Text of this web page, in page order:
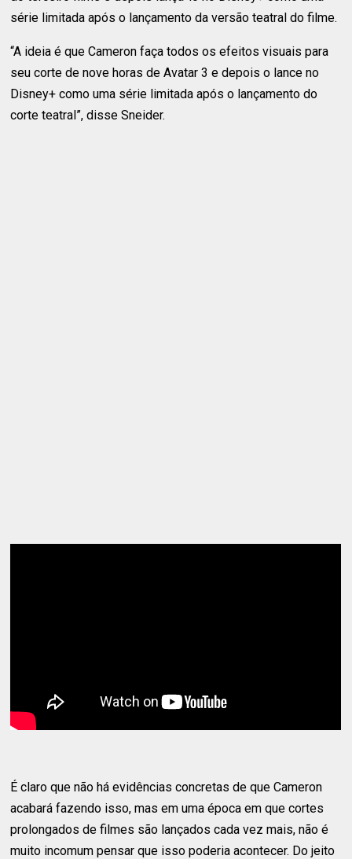
série limitada após o lançamento da versão teatral do filme.
“A ideia é que Cameron faça todos os efeitos visuais para
seu corte de nove horas de Avatar 3 e depois o lance no
Disney+ como uma série limitada após o lançamento do
corte teatral”, disse Sneider.
É claro que não há evidências concretas de que Cameron
acabará fazendo isso, mas em uma época em que cortes
prolongados de filmes são lançados cada vez mais, não é
muito incomum pensar que isso poderia acontecer. Do jeito